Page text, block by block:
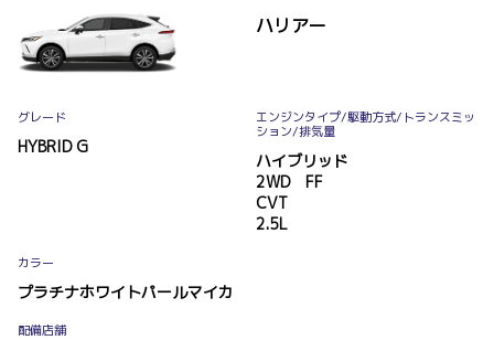
ハリアー
グレード
HYBRID G
エンジンタイプ/駆動方式/ トランスミッ
ション/排気量
ハイブリッド
2WD FF
CVT
2.5L
カラー
プラチナホワイトパールマイカ
配備店舗